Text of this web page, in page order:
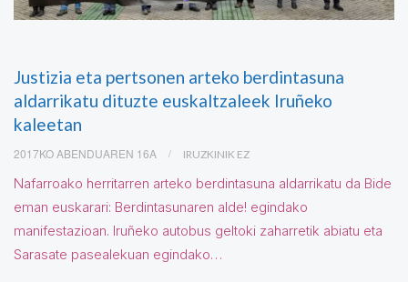
Justizia eta pertsonen arteko berdintasuna
aldarrikatu dituzte euskaltzaleek Iruñeko
kaleetan
2017KO ABENDUAREN 16A IRUZKINIK EZ
Nafarroako herritarren arteko berdintasuna aldarrikatu da Bide
eman euskarari: Berdintasunaren alde! egindako
manifestazioan. Iruñeko autobus geltoki zaharretik abiatu eta
Sarasate pasealekuan egindako…